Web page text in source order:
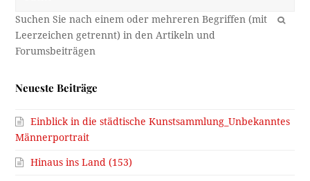
OK
Neueste Beiträge
Einblick in die städtische Kunstsammlung_Unbekanntes
Männerportrait
Hinaus ins Land (153)